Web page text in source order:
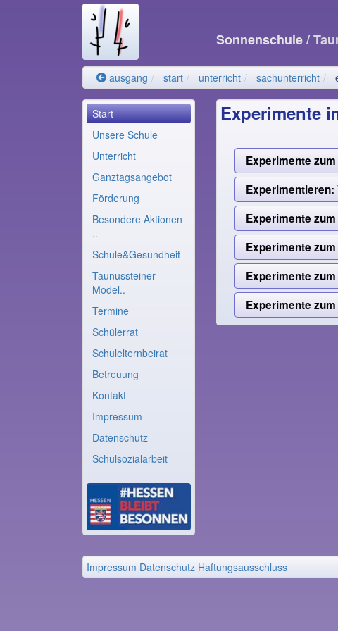
Sonnenschule/
ausgang start unterricht sachunterricht
Start
Unsere Schule
Unterricht
Ganztagsangebot
Förderung
Besondere Aktionen
..
Schule&Gesundheit
Taunussteiner
Model..
Termine
Schülerrat
Schulelternbeirat
Betreuung
Kontakt
Impressum
Datenschutz
Schulsozialarbeit
Experimente
Experimente
Experimente
Experimente
Experimente
Experimente
Impressum Datenschutz Haftungsausschluss